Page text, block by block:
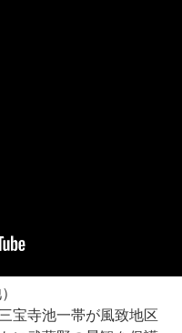
宝寺池一帯が風致地区